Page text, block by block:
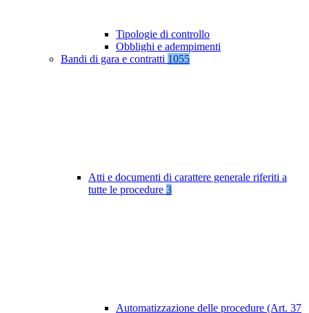
Tipologie di controllo
Obblighi e adempimenti
Bandi di gara e contratti 1055
Atti e documenti di carattere generale riferiti a
tutte le procedure 3
Automatizzazione delle procedure (Art. 37